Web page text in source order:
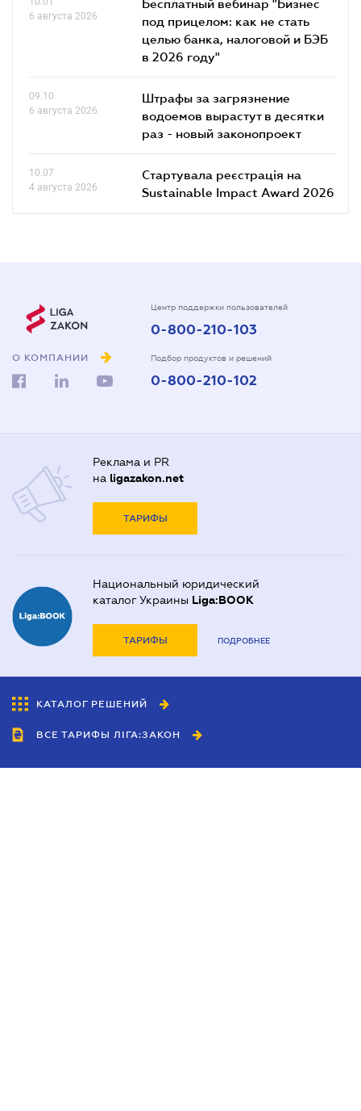
6 августа 2026
Бесплатный вебинар "Бизнес
под прицелом: как не стать
целью банка, налоговой и БЭБ
в 2026 году"
09.10
6 августа 2026
Штрафы за загрязнение
водоемов вырастут в десятки
раз - новый законопроект
10.07
4 августа 2026
Стартувала реєстрація на
Sustainable Impact Award 2026
О КОМПАНИИ
Центр поддержки пользователей
0-800-210-103
Подбор продуктов и решений
0-800-210-102
Реклама и PR
на ligazakon.net
ТАРИФЫ
Национальный юридический
каталог Украины Liga:BOOK
ТАРИФЫ ПОДРОБНЕЕ
КАТАЛОГ РЕШЕНИЙ
ВСЕ ТАРИФЫ ЛІГА:ЗАКОН